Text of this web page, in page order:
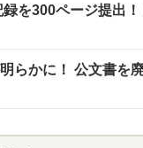
を300ページ提出！
らかに！ 公文書を